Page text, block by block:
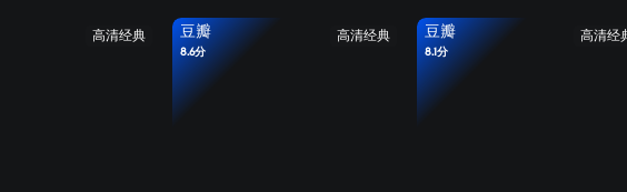
高清经典 高清经典
豆瓣
8.6分
高清经
豆瓣
8.1分